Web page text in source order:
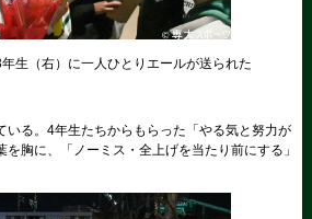
生（右）に一人ひとりエールが送られた
る。4年生たちからもらった「やる気と努力が
胸に、「ノーミス・全上げを当たり前にする」